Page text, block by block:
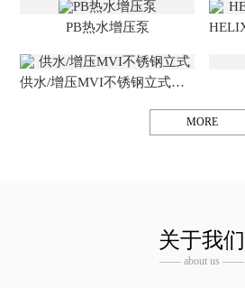
PB热水增压泵
供水/增压MVI不锈钢立式多级离心泵
MORE
关于我们
—— about us ——